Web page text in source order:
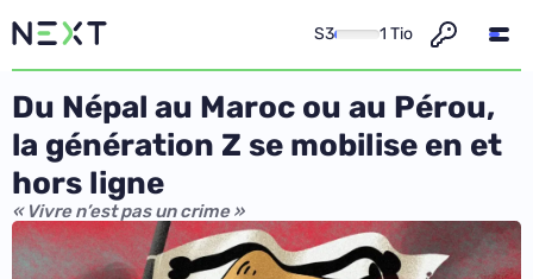
S3 1 Tio
Du Népal au Maroc ou au Pérou,
la génération Z se mobilise en et
hors ligne
« Vivre n’est pas un crime »